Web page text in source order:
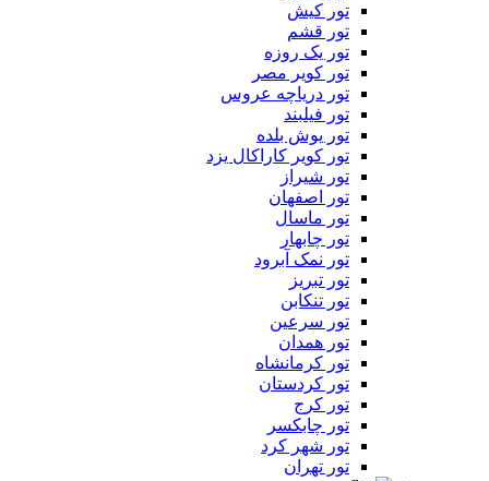
تور کیش
تور قشم
تور یک روزه
تور کویر مصر
تور دریاچه عروس
تور فیلبند
تور یوش بلده
تور کویر کاراکال یزد
تور شیراز
تور اصفهان
تور ماسال
تور چابهار
تور نمک آبرود
تور تبریز
تور تنکابن
تور سرعین
تور همدان
تور کرمانشاه
تور کردستان
تور کرج
تور چابکسر
تور شهر کرد
تور تهران